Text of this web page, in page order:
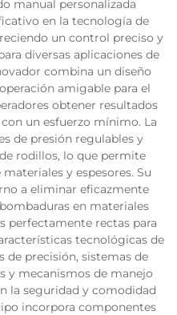
manual personalizada
en la tecnología de
un control preciso y
diversas aplicaciones de
combina un diseño
amigable para el
obtener resultados
un esfuerzo mínimo. La
de presión regulables y
rodillos, lo que permite
y espesores. Su
a eliminar eficazmente
en materiales
perfectamente rectas para
tecnológicas de
de precisión, sistemas de
y mecanismos de manejo
la seguridad y comodidad
incorpora componentes